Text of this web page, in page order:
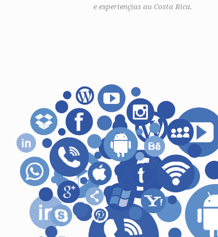
e experiençias au Costa Rica.